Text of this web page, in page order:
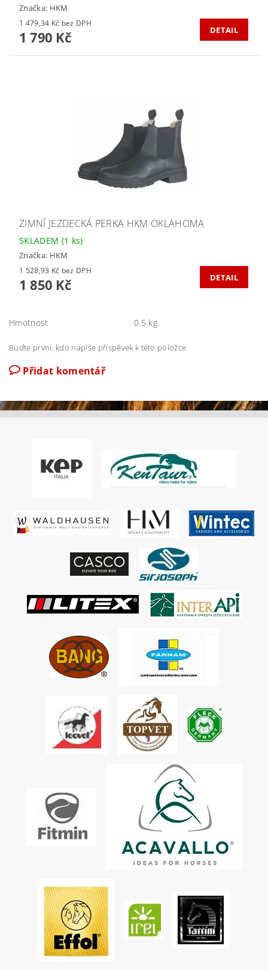
Značka: HKM
1 479,34 Kč bez DPH
1 790 Kč DETAIL
ZIMNÍ JEZDECKÁ PERKA HKM OKLAHOMA
SKLADEM (1 ks)
Značka: HKM
1 528,93 Kč bez DPH
1 850 Kč DETAIL
Hmotnost 0.5 kg
Buďte první, kdo napíše příspěvek k této položce.
Přidat komentář